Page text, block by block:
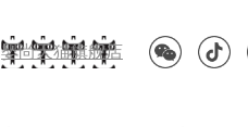
婴尚天猫旗舰店